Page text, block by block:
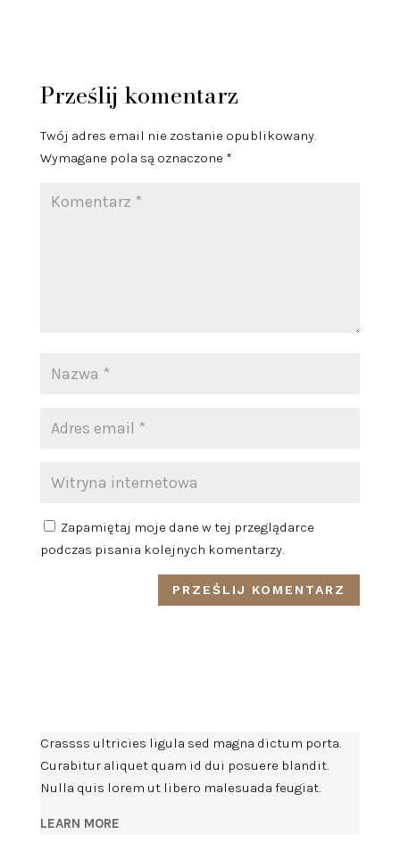
Prześlij komentarz
Twój adres email nie zostanie opublikowany.
Wymagane pola są oznaczone *
Zapamiętaj moje dane w tej przeglądarce
podczas pisania kolejnych komentarzy.
Crassss ultricies ligula sed magna dictum porta.
Curabitur aliquet quam id dui posuere blandit.
Nulla quis lorem ut libero malesuada feugiat.
LEARN MORE